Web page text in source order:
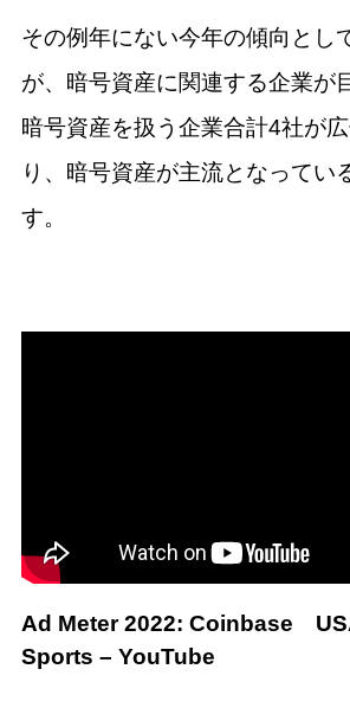
その例年にない今年の傾向とし
が、暗号資産に関連する企業が
暗号資産を扱う企業合計4社が
り、暗号資産が主流となってい
す。
Ad Meter 2022: Coinbase
Sports – YouTube